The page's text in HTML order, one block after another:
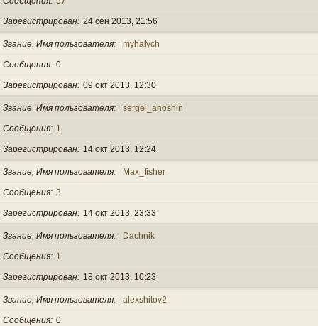
Зарегистрирован 24 сен 2013, 21:56
Звание, Имя пользователя myhalych
Сообщения 0
Зарегистрирован 09 окт 2013, 12:30
Звание, Имя пользователя sergei_anoshin
Сообщения 1
Зарегистрирован 14 окт 2013, 12:24
Звание, Имя пользователя Max_fisher
Сообщения 3
Зарегистрирован 14 окт 2013, 23:33
Звание, Имя пользователя Dachnik
Сообщения 1
Зарегистрирован 18 окт 2013, 10:23
Звание, Имя пользователя alexshitov2
Сообщения 0